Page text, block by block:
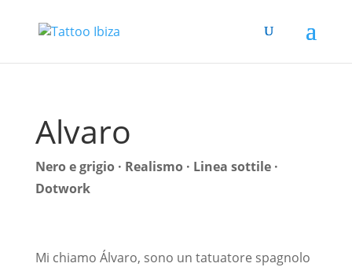
Alvaro
Nero e grigio · Realismo · Linea sottile ·
Dotwork
Mi chiamo Álvaro, sono un tatuatore spagnolo